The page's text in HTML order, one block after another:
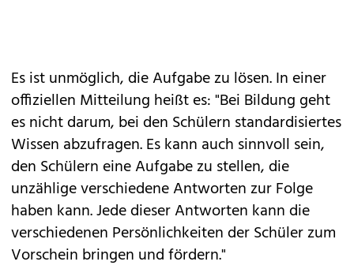
Es ist unmöglich, die Aufgabe zu lösen. In einer
offiziellen Mitteilung heißt es: "Bei Bildung geht
es nicht darum, bei den Schülern standardisiertes
Wissen abzufragen. Es kann auch sinnvoll sein,
den Schülern eine Aufgabe zu stellen, die
unzählige verschiedene Antworten zur Folge
haben kann. Jede dieser Antworten kann die
verschiedenen Persönlichkeiten der Schüler zum
Vorschein bringen und fördern."